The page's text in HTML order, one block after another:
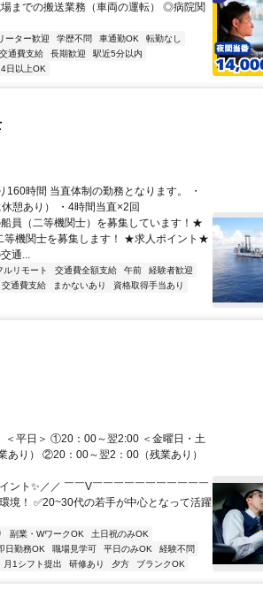
までの搬送業務（車両の運転） ◎病院関
ーター歓迎 学歴不問 車通勤OK
転勤なし
交通費支給 長期歓迎
駅近5分以内
日以上OK
時間 当直体制の勤務となります。 ・
憩あり） ・4時間当直×2回
員（二等機関士）を募集しています！★
等機関士を募集します！ ★求人ポイント★
通...
ルリモート 交通費全額支給 午前
経験者歓迎
交通費支給 まかないあり
資格取得手当あり
＜平日＞ ①20：00～翌2:00 ＜金曜日・土
り） ②20：00～翌2：00（残業あり）
ント✨／／ ￣￣V￣￣￣￣￣￣￣￣￣￣￣
境！ ✅20~30代の若手が中心となって活躍
副業・WワークOK
土日祝のみOK
日勤務OK 職場見学可 平日のみOK
経験不問
月1シフト提出 研修あり 夕方 ブランクOK